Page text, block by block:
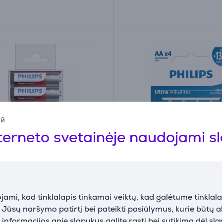
svetainėje naudojami
kad tinklalapis tinkamai veiktų, kad galėtume
naršymo patirtį bei pateikti pasiūlymus, kurie būtų
10
LR6E4B/10